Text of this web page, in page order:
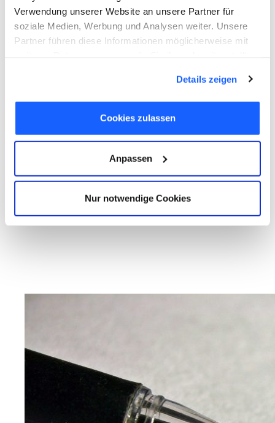
Verwendung unserer Website an unsere Partner für
soziale Medien, Werbung und Analysen weiter. Unsere
Partner führen diese Informationen möglicherweise mit
gesammelt haben. Sie geben Einwilligung zu unseren
Cookies, wenn Sie unsere Webseite weiterhin nutzen.
Details zeigen
Cookies zulassen
Anpassen
Nur notwendige Cookies